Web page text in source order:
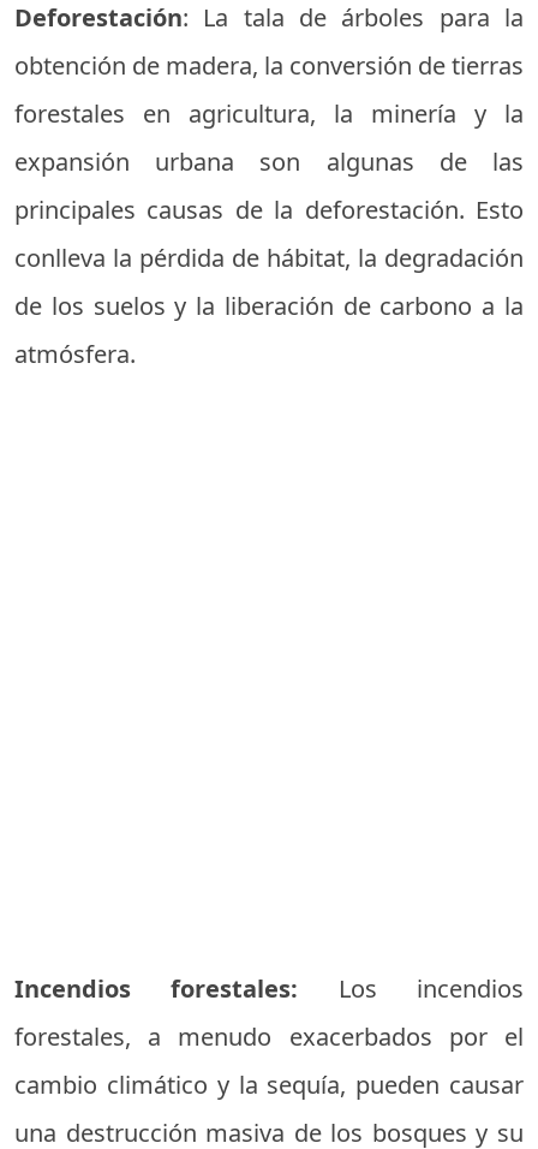
Deforestación: La tala de árboles para la
obtención de madera, la conversión de tierras
forestales en agricultura, la minería y la
expansión urbana son algunas de las
principales causas de la deforestación. Esto
conlleva la pérdida de hábitat, la degradación
de los suelos y la liberación de carbono a la
atmósfera.
Incendios forestales: Los incendios
forestales, a menudo exacerbados por el
cambio climático y la sequía, pueden causar
una destrucción masiva de los bosques y su